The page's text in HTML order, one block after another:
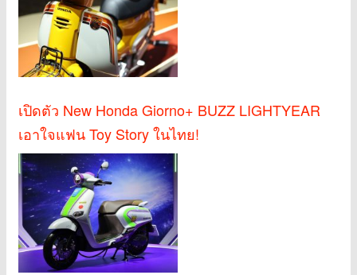
เปิดตัว New Honda Giorno+ BUZZ LIGHTYEAR
เอาใจแฟน Toy Story ในไทย!